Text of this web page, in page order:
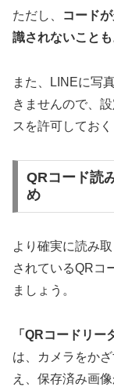
ただし、
コード
識されないことも
また、LINEに写
きませんので、
スを許可してお
QRコード読
め
より確実に読み
されているQRコ
ましょう。
「QRコードリー
は、カメラをか
え、保存済み画